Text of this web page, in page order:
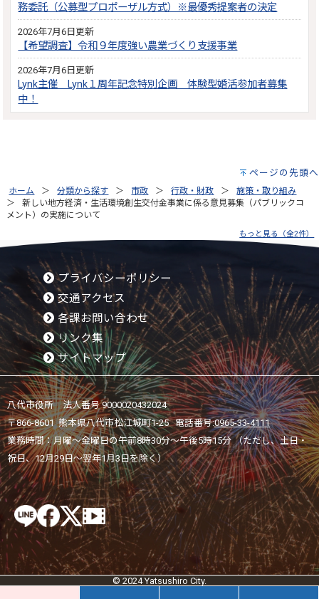
務委託（公募型プロポーザル方式）※最優秀提案者の決定
2026年7月6日更新
【希望調査】令和９年度強い農業づくり支援事業
2026年7月6日更新
Lynk主催 Lynk１周年記念特別企画 体験型婚活参加者募集
中！
ページの先頭へ
ホーム 分類から探す 市政 行政・財政
施策・取り組み
新しい地方経済・生活環境創生交付金事業に係る意見募集（パブリックコ
メント）の実施について
もっと見る（全2件）
プライバシーポリシー
交通アクセス
各課お問い合わせ
リンク集
サイトマップ
八代市役所 法人番号 9000020432024
〒866-8601 熊本県八代市松江城町1-25 電話番号:0965-33-4111
業務時間：月曜～金曜日の午前8時30分～午後5時15分 （ただし、土日・
祝日、12月29日～翌年1月3日を除く）
© 2024 Yatsushiro City.